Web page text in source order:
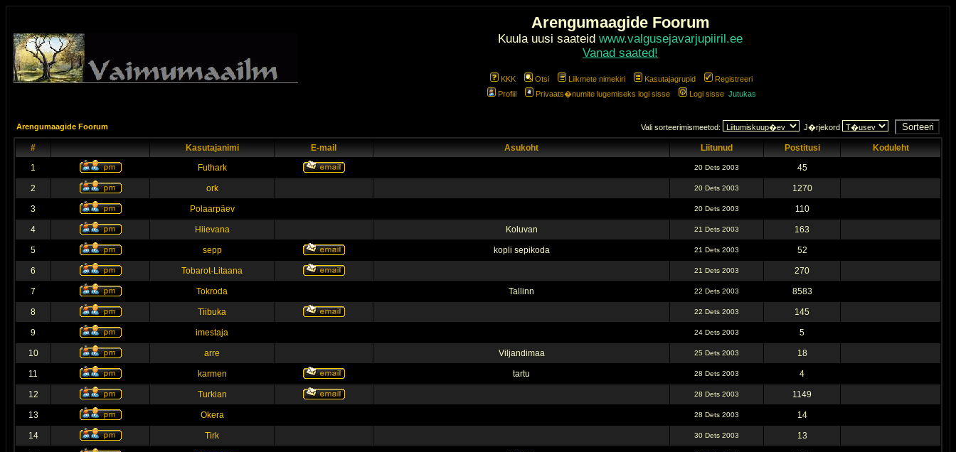
Arengumaagide Foorum
Kuula uusi saateid www.valgusejavarjupiiril.ee
Vanad saated!
KKK Otsi Liikmete nimekiri Kasutajagrupid
Registreeri
Profiil
Privaats�numite lugemiseks logi sisse Logi sisse Jutukas
Arengumaagide Foorum Vali sorteerimismeetod: J�rjekord
# Kasutajanimi E-mail Asukoht Liitunud Postitusi
Koduleht
1
Futhark 20 Dets 2003 45
2 ork 20 Dets 2003 1270
3 Polaarpäev 20 Dets 2003 110
4 Hiievana Koluvan 21 Dets 2003 163
5 sepp kopli sepikoda 21 Dets 2003 52
6 Tobarot-Litaana 21 Dets 2003 270
7 Tokroda Tallinn 22 Dets 2003 8583
8 Tiibuka 22 Dets 2003 145
9 imestaja 24 Dets 2003 5
10 arre Viljandimaa 25 Dets 2003 18
11 karmen tartu 28 Dets 2003 4
12 Turkian 28 Dets 2003 1149
13 Okera 28 Dets 2003 14
14 Tirk 30 Dets 2003 13